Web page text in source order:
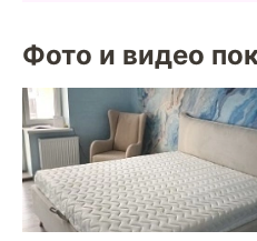
Фото и видео